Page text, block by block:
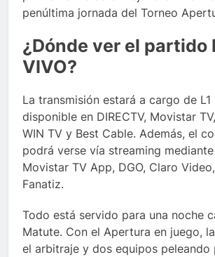
penúltima jornada del Torneo
¿Dónde ver el partido
VIVO?
La transmisión estará a cargo de L1
disponible en DIRECTV, Movistar
WIN TV y Best Cable. Además, el
podrá verse vía streaming mediante
Movistar TV App, DGO, Claro
Fanatiz.
Todo está servido para una noche
Matute. Con el Apertura en juego,
el arbitraje y dos equipos peleando